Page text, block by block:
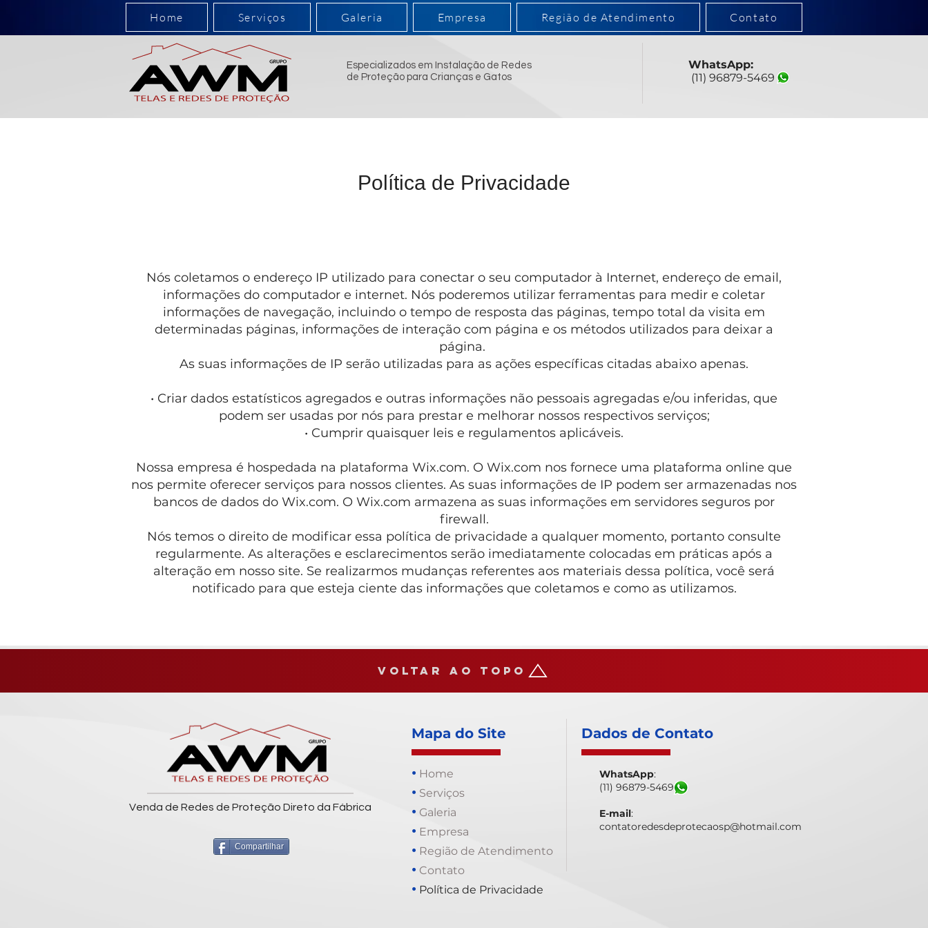
Home Serviços Galeria Empresa Região de Atendimento Contato
Especializados em Instalação de Redes
de Proteção para Crianças e Gatos
WhatsApp:
(11) 96879-5469
Política de Privacidade
Nós coletamos o endereço IP utilizado para conectar o seu computador à Internet, endereço de email,
informações do computador e internet. Nós poderemos utilizar ferramentas para medir e coletar
informações de navegação, incluindo o tempo de resposta das páginas, tempo total da visita em
determinadas páginas, informações de interação com página e os métodos utilizados para deixar a
página.
As suas informações de IP serão utilizadas para as ações específicas citadas abaixo apenas.
• Criar dados estatísticos agregados e outras informações não pessoais agregadas e/ou inferidas, que
podem ser usadas por nós para prestar e melhorar nossos respectivos serviços;
• Cumprir quaisquer leis e regulamentos aplicáveis.
Nossa empresa é hospedada na plataforma Wix.com. O Wix.com nos fornece uma plataforma online que
nos permite oferecer serviços para nossos clientes. As suas informações de IP podem ser armazenadas nos
bancos de dados do Wix.com. O Wix.com armazena as suas informações em servidores seguros por
firewall.
Nós temos o direito de modificar essa política de privacidade a qualquer momento, portanto consulte
regularmente. As alterações e esclarecimentos serão imediatamente colocadas em práticas após a
alteração em nosso site. Se realizarmos mudanças referentes aos materiais dessa política, você será
notificado para que esteja ciente das informações que coletamos e como as utilizamos.
Voltar ao topo
Venda de Redes de Proteção Direto da Fábrica
Compartilhar
Mapa do Site
•
•
•
•
•
•
•
Home
Serviços
Galeria
Empresa
Região de Atendimento
Contato
Política de Privacidade
Dados de Contato
WhatsApp:
(11) 96879-5469
E-mail:
contatoredesdeprotecaosp@hotmail.com